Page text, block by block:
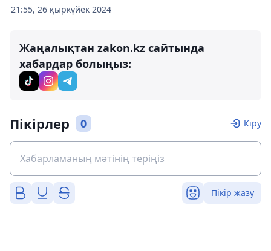
21:55, 26 қыркүйек 2024
Жаңалықтан zakon.kz сайтында
хабардар болыңыз:
Пікірлер 0 Кіру
Пікір жазу